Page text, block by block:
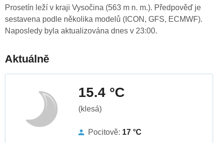
Prosetín leží v kraji Vysočina (563 m n. m.). Předpověď je
sestavena podle několika modelů (ICON, GFS, ECMWF).
Naposledy byla aktualizována dnes v 23:00.
Aktuálně
15.4 °C
(klesá)
Pocitově: 17 °C